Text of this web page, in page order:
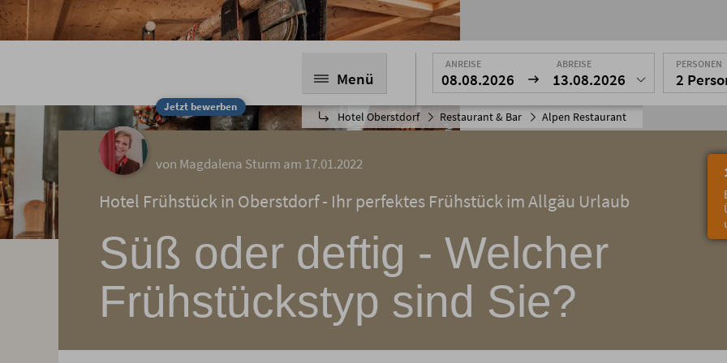
Jetzt bewerben
Menü
Hotel Oberstdorf Restaurant & Bar Alpen Restaurant
ANREISE
08.08.2026
ABREISE
13.08.2026
PERSONEN
2
von Magdalena Sturm am 17.01.2022
Hotel Frühstück in Oberstdorf - Ihr perfektes Frühstück im Allgäu Urlaub
Süß oder deftig - Welcher
Frühstückstyp sind Sie?